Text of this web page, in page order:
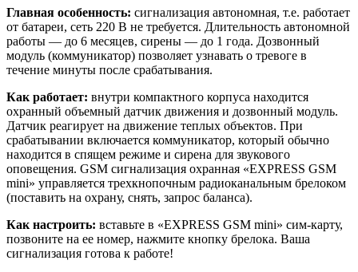
Главная особенность: сигнализация автономная, т.е. работает
от батареи, сеть 220 В не требуется. Длительность автономной
работы — до 6 месяцев, сирены — до 1 года. Дозвонный
модуль (коммуникатор) позволяет узнавать о тревоге в
течение минуты после срабатывания.
Как работает: внутри компактного корпуса находится
охранный объемный датчик движения и дозвонный модуль.
Датчик реагирует на движение теплых объектов. При
срабатывании включается коммуникатор, который обычно
находится в спящем режиме и сирена для звукового
оповещения. GSM сигнализация охранная «EXPRESS GSM
mini» управляется трехкнопочным радиоканальным брелоком
(поставить на охрану, снять, запрос баланса).
Как настроить: вставьте в «EXPRESS GSM mini» сим-карту,
позвоните на ее номер, нажмите кнопку брелока. Ваша
сигнализация готова к работе!